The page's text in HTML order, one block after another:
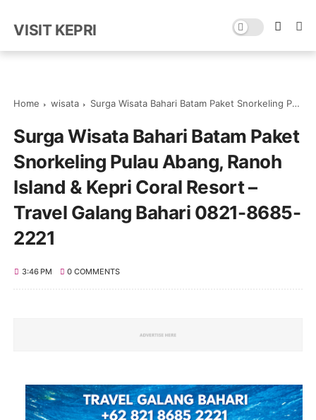
VISIT KEPRI
Home wisata Surga Wisata Bahari Batam Paket Snorkeling Pulau Abang, Ranoh Island & Kepri Coral Resort – Travel Galang Bahari 0821-8685-2221
Surga Wisata Bahari Batam Paket
Snorkeling Pulau Abang, Ranoh
Island & Kepri Coral Resort –
Travel Galang Bahari 0821-8685-
2221
3:46 PM 0 COMMENTS